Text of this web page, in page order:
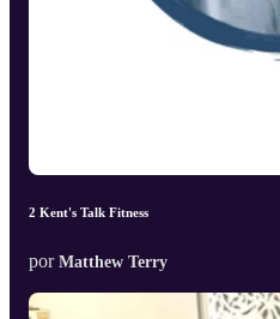
2 Kent's Talk Fitness
por Matthew Terry